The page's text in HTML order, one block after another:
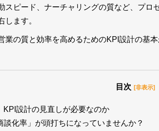
スピード、ナーチャリングの質など、プロ
します。
業の質と効率を高めるためのKPI設計の基
目次 [非表示]
KPI設計の見直しが必要なのか
談化率」が頭打ちになっていませんか？